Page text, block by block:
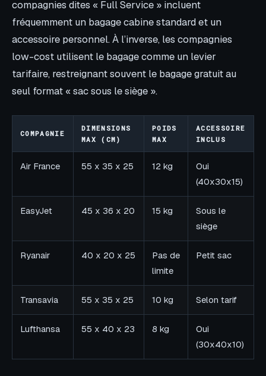
compagnies dites « Full Service » incluent
fréquemment un bagage cabine standard et un
accessoire personnel. À l’inverse, les compagnies
low-cost utilisent le bagage comme un levier
tarifaire, restreignant souvent le bagage gratuit au
seul format « sac sous le siège ».
COMPAGNIE
DIMENSIONS
MAX (CM)
POIDS
MAX
ACCESSOIRE
INCLUS
Air France 55 x 35 x 25 12 kg
Oui
(40x30x15)
EasyJet 45 x 36 x 20 15 kg
Sous le
siège
Ryanair 40 x 20 x 25
Pas de
limite
Petit sac
Transavia 55 x 35 x 25 10 kg Selon tarif
Lufthansa 55 x 40 x 23 8 kg
Oui
(30x40x10)